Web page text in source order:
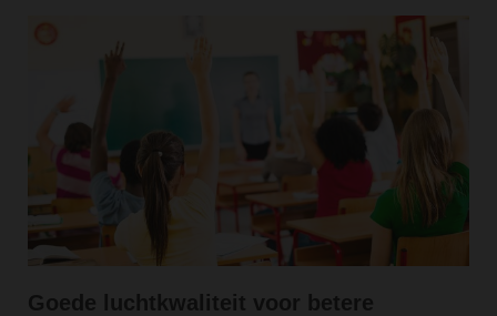
Goede luchtkwaliteit voor betere